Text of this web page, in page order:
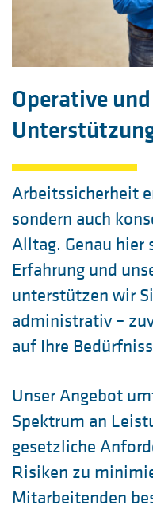
Operative
Arbeitssicherheit
sondern auch
Alltag. Genau
Erfahrung und
unterstützen wir
administrativ –
auf Ihre
Unser Angebot
Spektrum an
gesetzliche
Risiken zu
Mitarbeitenden